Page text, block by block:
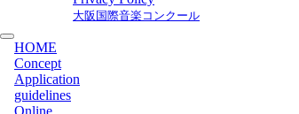
大阪国際音楽コンクール
HOME
Concept
Application
guidelines
Online